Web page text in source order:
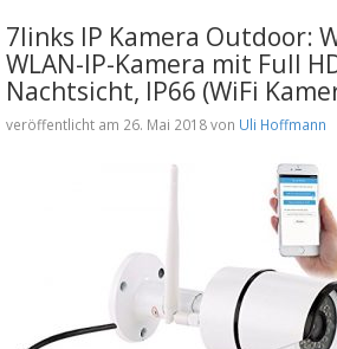
7links IP Kamera Outdoor:
WLAN-IP-Kamera mit Full
Nachtsicht, IP66 (WiFi
veröffentlicht am 26. Mai 2018 von Uli Hoffmann